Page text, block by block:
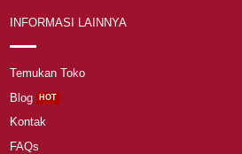
INFORMASI LAINNYA
Temukan Toko
Blog
Kontak
FAQs